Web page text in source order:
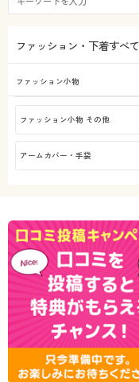
ファッション・下着すべて
ファッション小物
ファッション小物 その他
アームカバー・手袋